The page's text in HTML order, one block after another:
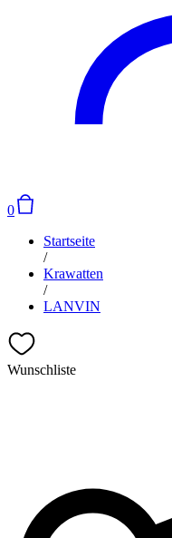
0
Startseite
/
Krawatten
/
LANVIN
Wunschliste